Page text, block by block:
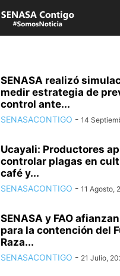
SENASA realizó
medir estrategia de
control ante...
SENASACONTIGO - 14
Ucayali: Productores
controlar plagas en
café y...
SENASACONTIGO - 11 Agosto,
SENASA y FAO
para la contención del
Raza...
SENASACONTIGO - 21 Julio,